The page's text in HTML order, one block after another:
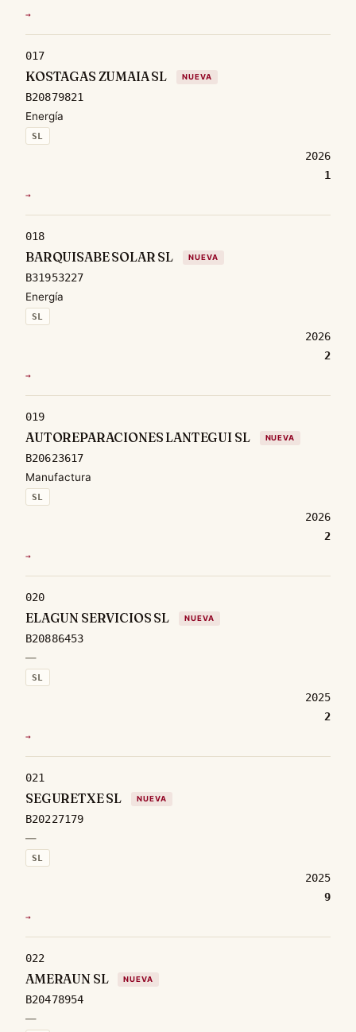
→
017
KOSTAGAS ZUMAIA SL NUEVA
B20879821
Energía
SL
2026
1
→
018
BARQUISABE SOLAR SL NUEVA
B31953227
Energía
SL
2026
2
→
019
AUTOREPARACIONES LANTEGUI SL NUEVA
B20623617
Manufactura
SL
2026
2
→
020
ELAGUN SERVICIOS SL NUEVA
B20886453
—
SL
2025
2
→
021
SEGURETXE SL NUEVA
B20227179
—
SL
2025
9
→
022
AMERAUN SL NUEVA
B20478954
—